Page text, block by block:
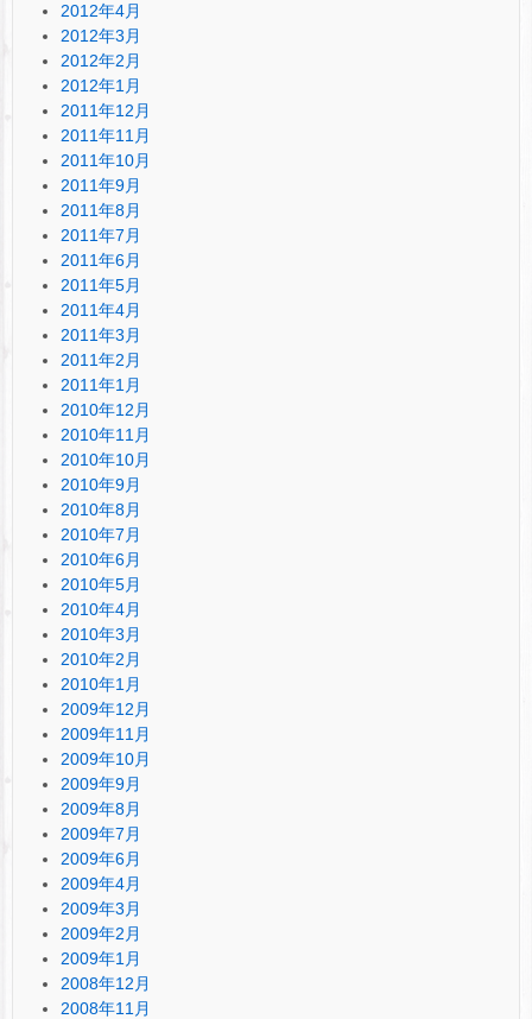
2012年4月
2012年3月
2012年2月
2012年1月
2011年12月
2011年11月
2011年10月
2011年9月
2011年8月
2011年7月
2011年6月
2011年5月
2011年4月
2011年3月
2011年2月
2011年1月
2010年12月
2010年11月
2010年10月
2010年9月
2010年8月
2010年7月
2010年6月
2010年5月
2010年4月
2010年3月
2010年2月
2010年1月
2009年12月
2009年11月
2009年10月
2009年9月
2009年8月
2009年7月
2009年6月
2009年4月
2009年3月
2009年2月
2009年1月
2008年12月
2008年11月